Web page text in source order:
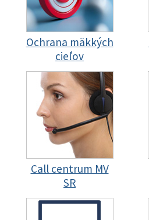
Ochrana mäkkých
cieľov
Call centrum MV
SR